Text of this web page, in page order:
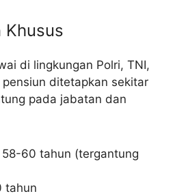
Khusus
di lingkungan Polri, TNI,
ditetapkan sekitar
pada jabatan dan
58-60 tahun (tergantung
tahun